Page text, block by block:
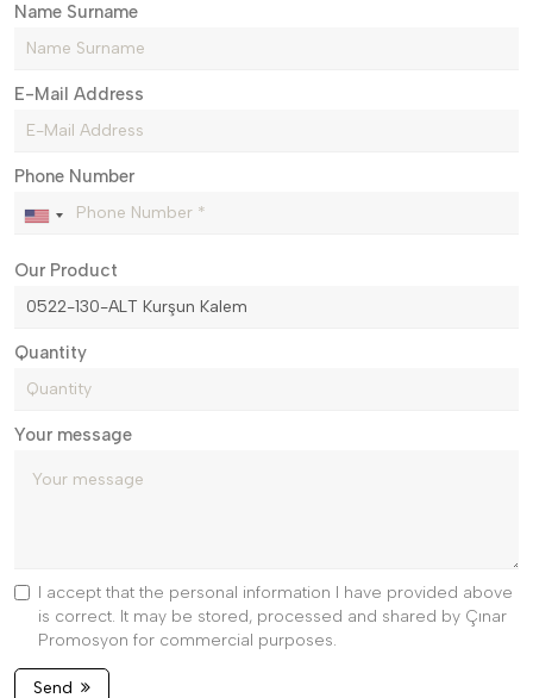
Name Surname
E-Mail Address
Phone Number
Our Product
Quantity
Your message
I accept that the personal information I have provided above
is correct. It may be stored, processed and shared by Çınar
Promosyon for commercial purposes.
Send